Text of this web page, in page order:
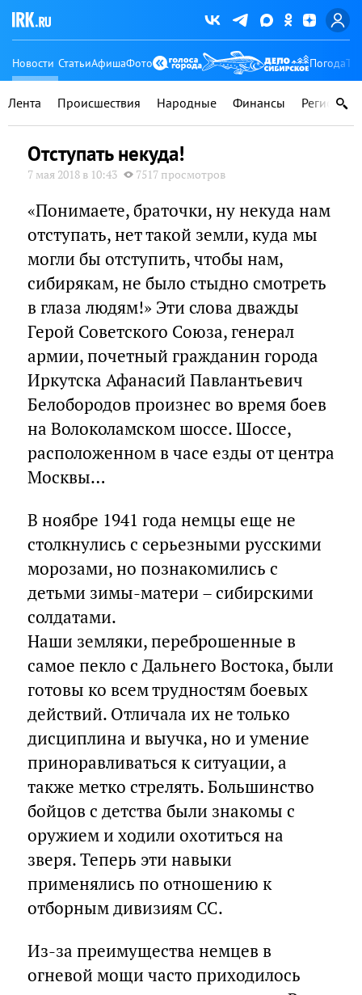
Новости СтатьиАфишаФото Погода
Лента Происшествия Народные Финансы Регионы
Отступать некуда!
7 мая 2018 в 10:43 7517 просмотров
«Понимаете, браточки, ну некуда нам
отступать, нет такой земли, куда мы
могли бы отступить, чтобы нам,
сибирякам, не было стыдно смотреть
в глаза людям!» Эти слова дважды
Герой Советского Союза, генерал
армии, почетный гражданин города
Иркутска Афанасий Павлантьевич
Белобородов произнес во время боев
на Волоколамском шоссе. Шоссе,
расположенном в часе езды от центра
Москвы…
В ноябре 1941 года немцы еще не
столкнулись с серьезными русскими
морозами, но познакомились с
детьми зимы-матери – сибирскими
солдатами.
Наши земляки, переброшенные в
самое пекло с Дальнего Востока, были
готовы ко всем трудностям боевых
действий. Отличала их не только
дисциплина и выучка, но и умение
приноравливаться к ситуации, а
также метко стрелять. Большинство
бойцов с детства были знакомы с
оружием и ходили охотиться на
зверя. Теперь эти навыки
применялись по отношению к
отборным дивизиям СС.
Из-за преимущества немцев в
огневой мощи часто приходилось